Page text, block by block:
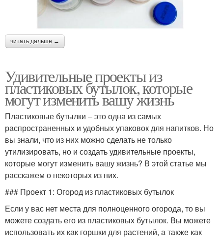
читать дальше →
Удивительные проекты из
пластиковых бутылок, которые
могут изменить вашу жизнь
Пластиковые бутылки – это одна из самых
распространенных и удобных упаковок для напитков. Но
вы знали, что из них можно сделать не только
утилизировать, но и создать удивительные проекты,
которые могут изменить вашу жизнь? В этой статье мы
расскажем о некоторых из них.
### Проект 1: Огород из пластиковых бутылок
Если у вас нет места для полноценного огорода, то вы
можете создать его из пластиковых бутылок. Вы можете
использовать их как горшки для растений, а также как